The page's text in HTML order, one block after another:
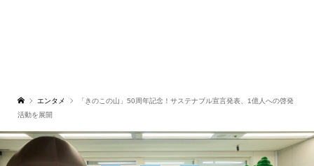
エンタメ
「きのこの山」50周年記念！サステナブル宣言発表、1億人への啓発
活動を展開